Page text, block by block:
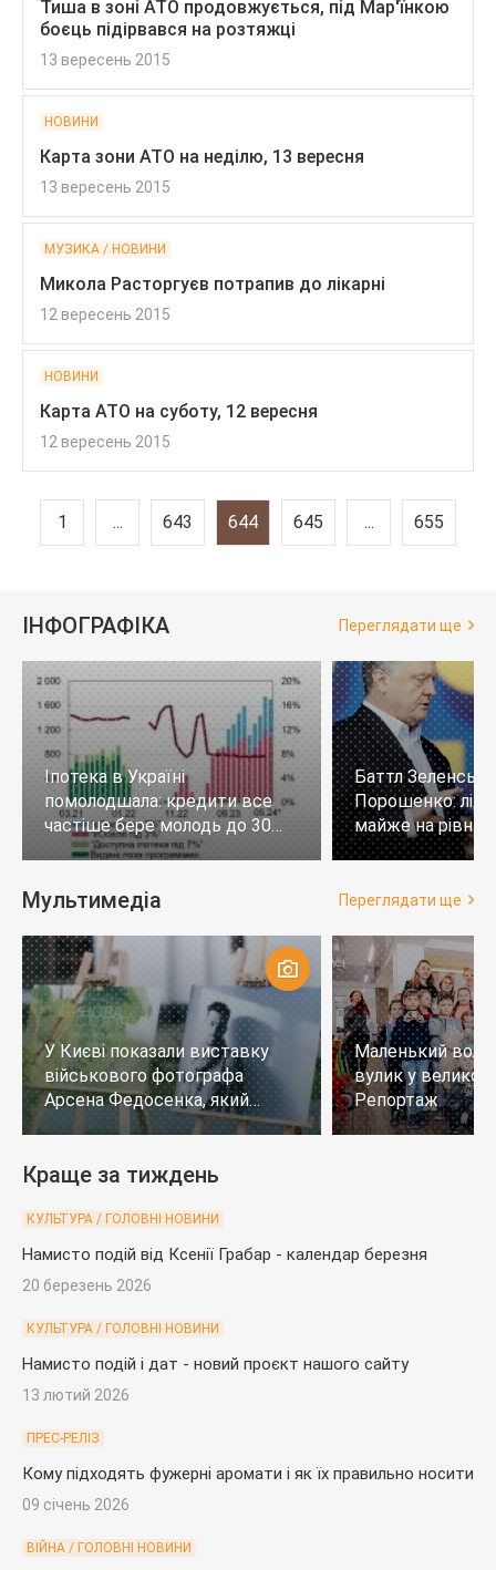
Тиша в зоні АТО продовжується, під Мар'їнкою
боєць підірвався на розтяжці
13 вересень 2015
НОВИНИ
Карта зони АТО на неділю, 13 вересня
13 вересень 2015
МУЗИКА / НОВИНИ
Микола Расторгуєв потрапив до лікарні
12 вересень 2015
НОВИНИ
Карта АТО на суботу, 12 вересня
12 вересень 2015
1 ... 643 644 645 ... 655
ІНФОГРАФІКА Переглядати ще
Іпотека в Україні
помолодшала: кредити все
частіше бере молодь до 30
років
Баттл
Порошенко:
майже на
тих, хто не
Мультимедіа Переглядати ще
У Києві показали виставку
військового фотографа
Арсена Федосенка, який
загинув на війні
Маленький
вулик у
Репортаж
Краще за тиждень
КУЛЬТУРА / ГОЛОВНІ НОВИНИ
Намисто подій від Ксенії Грабар - календар березня
20 березень 2026
КУЛЬТУРА / ГОЛОВНІ НОВИНИ
Намисто подій і дат - новий проєкт нашого сайту
13 лютий 2026
ПРЕС-РЕЛІЗ
Кому підходять фужерні аромати і як їх правильно носити
09 січень 2026
ВІЙНА / ГОЛОВНІ НОВИНИ